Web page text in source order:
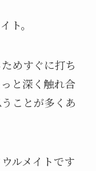
ト。
めすぐに打ち
と深く触れ合
ことが多くあ
ルメイトです